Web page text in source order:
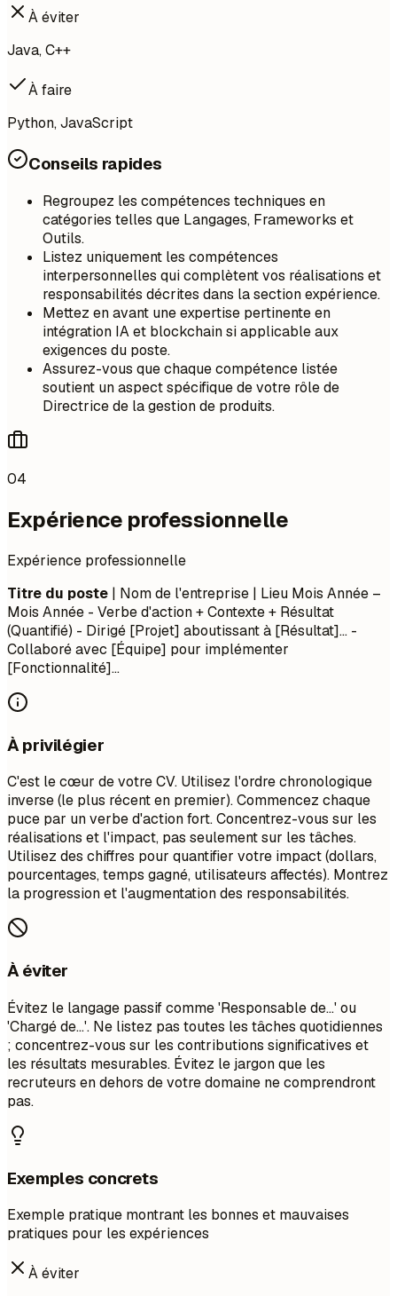
À éviter
Java, C++
À faire
Python, JavaScript
Conseils rapides
Regroupez les compétences techniques en
catégories telles que Langages, Frameworks et
Outils.
Listez uniquement les compétences
interpersonnelles qui complètent vos réalisations et
responsabilités décrites dans la section expérience.
Mettez en avant une expertise pertinente en
intégration IA et blockchain si applicable aux
exigences du poste.
Assurez-vous que chaque compétence listée
soutient un aspect spécifique de votre rôle de
Directrice de la gestion de produits.
04
Expérience professionnelle
Expérience professionnelle
Titre du poste | Nom de l'entreprise | Lieu Mois Année –
Mois Année - Verbe d'action + Contexte + Résultat
(Quantifié) - Dirigé [Projet] aboutissant à [Résultat]... -
Collaboré avec [Équipe] pour implémenter
[Fonctionnalité]...
À privilégier
C'est le cœur de votre CV. Utilisez l'ordre chronologique
inverse (le plus récent en premier). Commencez chaque
puce par un verbe d'action fort. Concentrez-vous sur les
réalisations et l'impact, pas seulement sur les tâches.
Utilisez des chiffres pour quantifier votre impact (dollars,
pourcentages, temps gagné, utilisateurs affectés). Montrez
la progression et l'augmentation des responsabilités.
À éviter
Évitez le langage passif comme 'Responsable de...' ou
'Chargé de...'. Ne listez pas toutes les tâches quotidiennes
; concentrez-vous sur les contributions significatives et
les résultats mesurables. Évitez le jargon que les
recruteurs en dehors de votre domaine ne comprendront
pas.
Exemples concrets
Exemple pratique montrant les bonnes et mauvaises
pratiques pour les expériences
À éviter